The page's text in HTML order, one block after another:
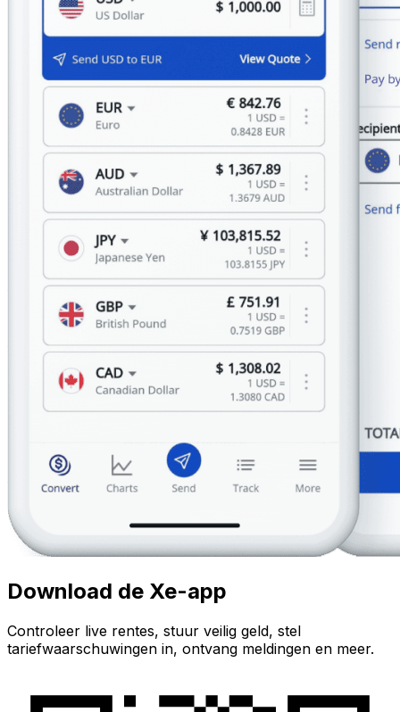
Download de Xe-app
Controleer live rentes, stuur veilig geld, stel
tariefwaarschuwingen in, ontvang meldingen en meer.